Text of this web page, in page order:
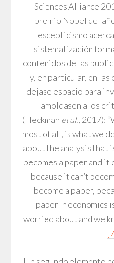
Sciences Alliance
premio Nobel del
escepticismo
sistematización
contenidos de las
—y, en particular, en
dejase espacio para
amoldasen a los
(Heckman et al., 2017):
most of all, is what we
about the analysis that
becomes a paper and it
because it can’t
become a paper,
paper in economics
worried about and we